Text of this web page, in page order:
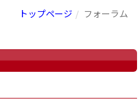
トップページ フォーラム